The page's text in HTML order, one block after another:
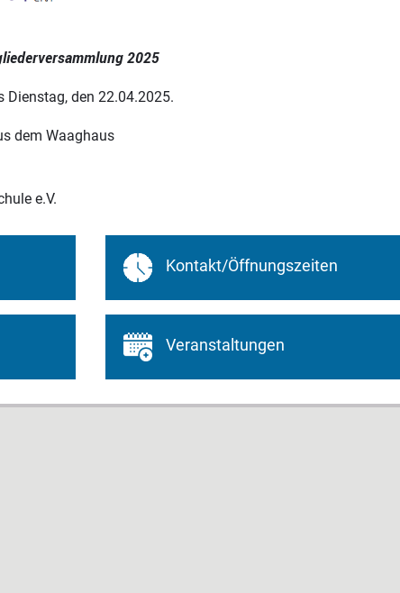
2025
den 22.04.2025.
dem Waaghaus
e.V.
Kontakt/Öffnungszeiten
Veranstaltungen